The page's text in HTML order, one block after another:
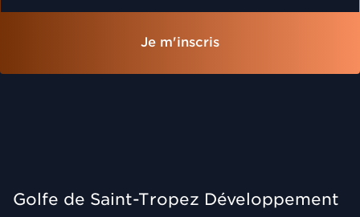
Je m'inscris
Golfe de Saint-Tropez Développement